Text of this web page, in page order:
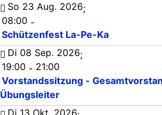
So 23 Aug. 2026;
08:00 -
Schützenfest La-Pe-Ka
Di 08 Sep. 2026;
19:00 - 21:00
Vorstandssitzung -
Übungsleiter
Di 13 Okt. 2026